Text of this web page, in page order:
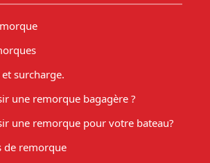
surcharge.
une remorque bagagère ?
une remorque pour votre bateau?
de remorque